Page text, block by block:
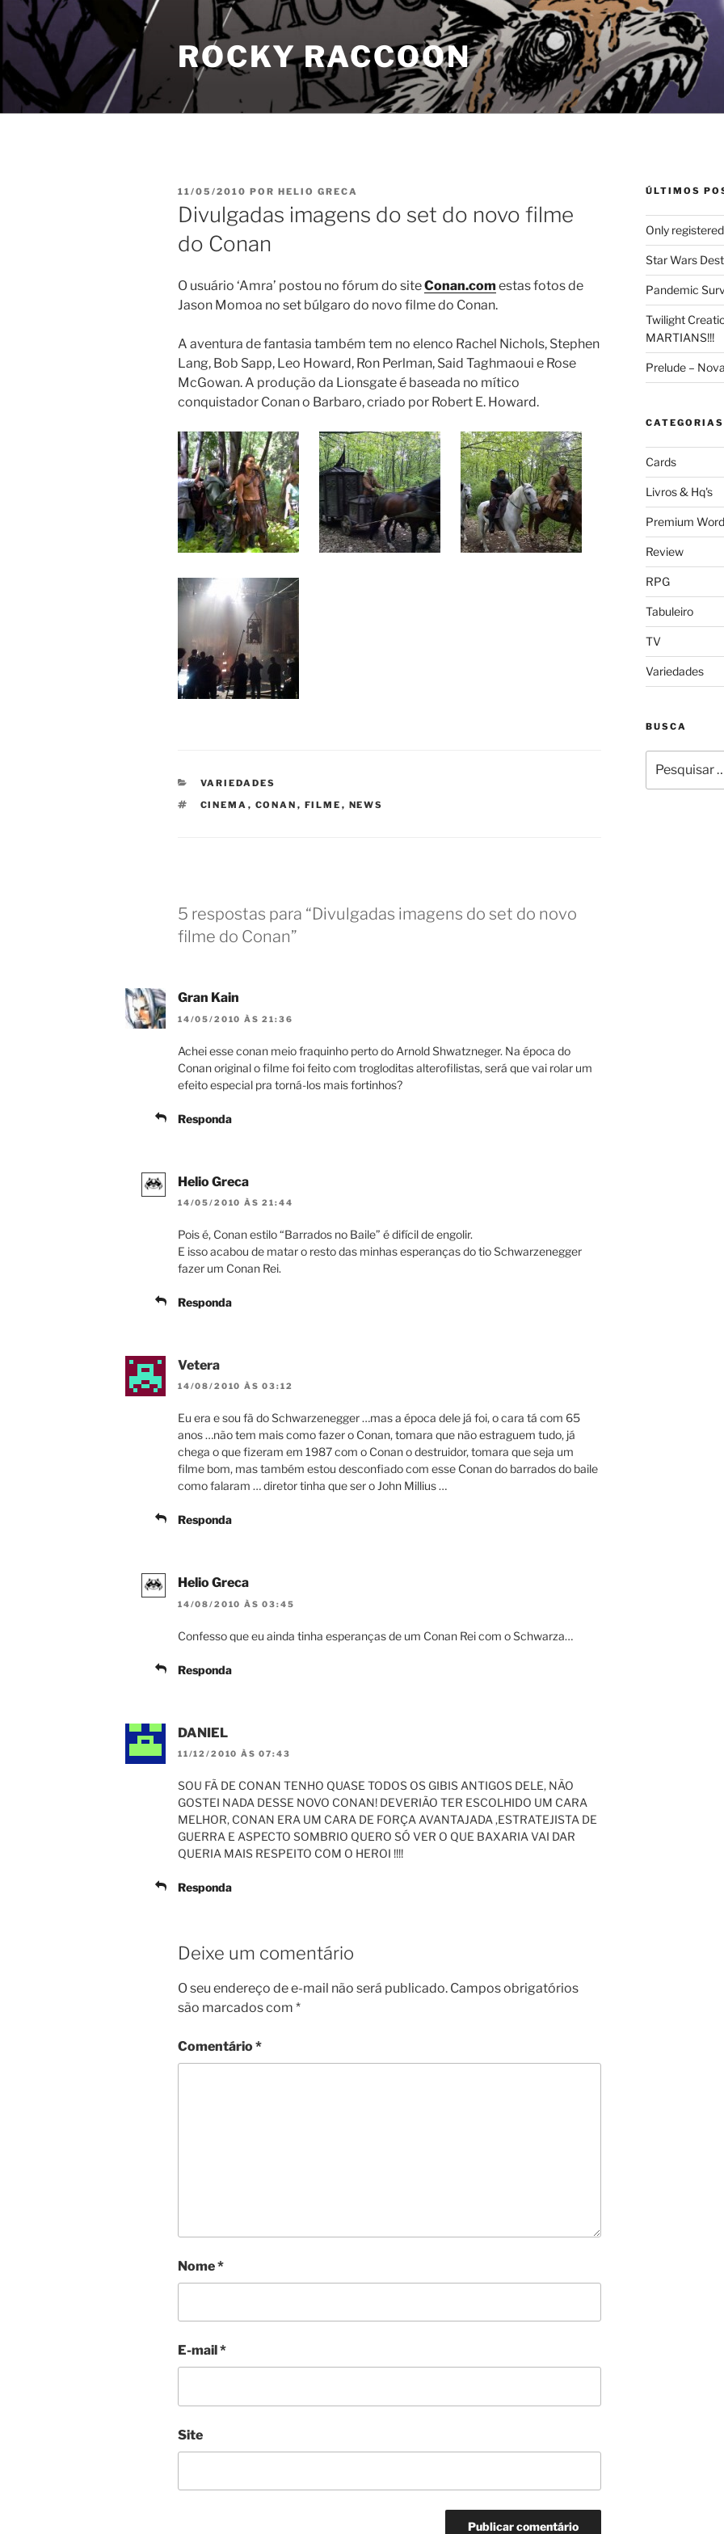
Pular
para
conteúdo
ROCKY RACCOON
PUBLICADO
EM
11/05/2010 POR HELIO GRECA
Divulgadas imagens do set do novo filme
do Conan
O usuário ‘Amra’ postou no fórum do siteConan.com estas fotos de
Jason Momoa no set búlgaro do novo filme do Conan.
A aventura de fantasia também tem no elenco Rachel Nichols, Stephen
Lang, Bob Sapp, Leo Howard, Ron Perlman, Said Taghmaoui e Rose
McGowan. A produção da Lionsgate é baseada no mítico
conquistador Conan o Barbaro, criado por Robert E. Howard.
CATEGORIAS
VARIEDADES
TAGS
CINEMA , CONAN , FILME , NEWS
5 respostas para “Divulgadas imagens do set do novo
filme do Conan”
Gran Kain
14/05/2010 ÀS 21:36
Achei esse conan meio fraquinho perto do Arnold Shwatzneger. Na época do
Conan original o filme foi feito com trogloditas alterofilistas, será que vai rolar um
efeito especial pra torná-los mais fortinhos?
Responda
Helio Greca
14/05/2010 ÀS 21:44
Pois é, Conan estilo “Barrados no Baile” é difícil de engolir.
E isso acabou de matar o resto das minhas esperanças do tio Schwarzenegger
fazer um Conan Rei.
Responda
Vetera
14/08/2010 ÀS 03:12
Eu era e sou fã do Schwarzenegger …mas a época dele já foi, o cara tá com 65
anos …não tem mais como fazer o Conan, tomara que não estraguem tudo, já
chega o que fizeram em 1987 com o Conan o destruidor, tomara que seja um
filme bom, mas também estou desconfiado com esse Conan do barrados do baile
como falaram … diretor tinha que ser o John Millius …
Responda
Helio Greca
14/08/2010 ÀS 03:45
Confesso que eu ainda tinha esperanças de um Conan Rei com o Schwarza…
Responda
DANIEL
11/12/2010 ÀS 07:43
SOU FÃ DE CONAN TENHO QUASE TODOS OS GIBIS ANTIGOS DELE, NÃO
GOSTEI NADA DESSE NOVO CONAN! DEVERIÃO TER ESCOLHIDO UM CARA
MELHOR, CONAN ERA UM CARA DE FORÇA AVANTAJADA ,ESTRATEJISTA DE
GUERRA E ASPECTO SOMBRIO QUERO SÓ VER O QUE BAXARIA VAI DAR
QUERIA MAIS RESPEITO COM O HEROI !!!!
Responda
Deixe um comentário
O seu endereço de e-mail não será publicado. Campos obrigatórios
são marcados com *
Comentário*
Nome*
E-mail *
Site
ÚLTIMOS
Only
Star Wars
Pandemic
Twilight
MARTIANS!!!
Prelude –
CATEGORIAS
Cards
Livros & Hq's
Premium
Review
RPG
Tabuleiro
TV
Variedades
BUSCA
por: